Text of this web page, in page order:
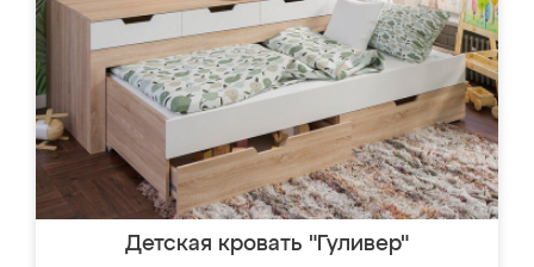
Детская кровать "Гуливер"